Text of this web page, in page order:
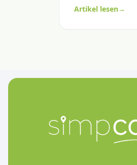
immer stärker
Artikel lesen→